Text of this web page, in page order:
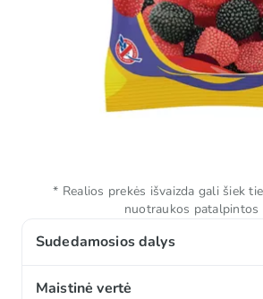
Sudedamosios dalys
Cukrus, gliukozės sirupas,
Maistinė vertė
* Realios prekės išvaizda gali šiek
nuotraukos patalpintos